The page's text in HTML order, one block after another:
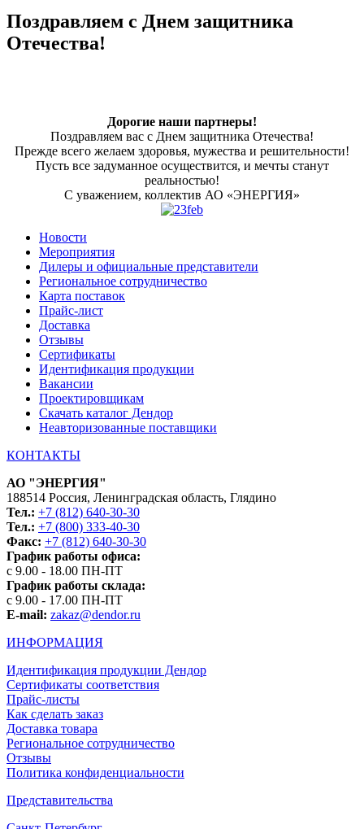
Поздравляем с Днем защитника
Отечества!
Дорогие наши партнеры!
Поздравляем вас с Днем защитника Отечества!
Прежде всего желаем здоровья, мужества и решительности!
Пусть все задуманное осуществится, и мечты станут
реальностью!
C уважением, коллектив АО «ЭНЕРГИЯ»
Новости
Мероприятия
Дилеры и официальные представители
Региональное сотрудничество
Карта поставок
Прайс-лист
Доставка
Отзывы
Сертификаты
Идентификация продукции
Вакансии
Проектировщикам
Скачать каталог Дендор
Неавторизованные поставщики
КОНТАКТЫ
АО "ЭНЕРГИЯ"
188514 Россия, Ленинградская область, Глядино
Тел.: +7 (812) 640-30-30
Тел.: +7 (800) 333-40-30
Факс: +7 (812) 640-30-30
График работы офиса:
с 9.00 - 18.00 ПН-ПТ
График работы склада:
с 9.00 - 17.00 ПН-ПТ
E-mail: zakaz@dendor.ru
ИНФОРМАЦИЯ
Идентификация продукции Дендор
Сертификаты соответствия
Прайс-листы
Как сделать заказ
Доставка товара
Региональное сотрудничество
Отзывы
Политика конфиденциальности
Представительства